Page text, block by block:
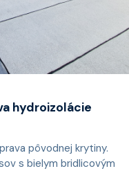
hydroizolácie
pôvodnej krytiny.
s bielym bridlicovým